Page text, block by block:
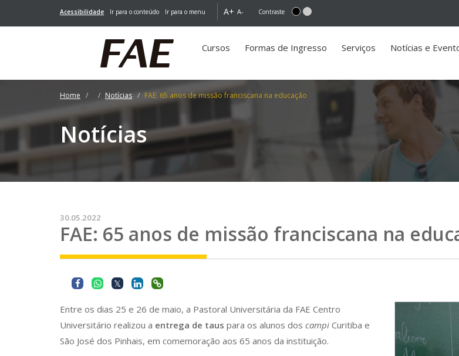
Acessibilidade Ir para o conteúdo Ir para o menu A+ A- Contraste
Cursos Formas de Ingresso Serviços Notícias e
Home Notícias FAE: 65 anos de missão franciscana na educação
Notícias
30.05.2022
FAE: 65 anos de missão franciscana na
Entre os dias 25 e 26 de maio, a Pastoral Universitária da FAE Centro
Universitário realizou a entrega de taus para os alunos dos campi Curitiba e
São José dos Pinhais, em comemoração aos 65 anos da instituição.